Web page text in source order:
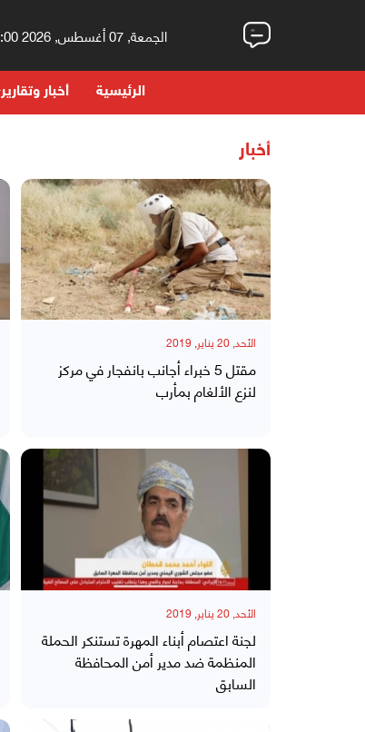
الجمعة, 07 أغسطس, 2026 06:00 صباحاً
الرئيسية أخبار وتقارير
أخبار
الأحد, 20 يناير, 2019
مقتل 5 خبراء أجانب بانفجار في مركز
لنزع الألغام بمأرب
الأحد, 20 يناير, 2019
لجنة اعتصام أبناء المهرة تستنكر الحملة
المنظمة ضد مدير أمن المحافظة
السابق